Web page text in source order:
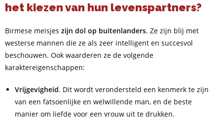
het kiezen van hun levenspartners?
Birmese meisjes zijn dol op buitenlanders. Ze zijn blij met
westerse mannen die ze als zeer intelligent en succesvol
beschouwen. Ook waarderen ze de volgende
karaktereigenschappen:
Vrijgevigheid. Dit wordt verondersteld een kenmerk te zijn
van een fatsoenlijke en welwillende man, en de beste
manier om liefde voor een vrouw uit te drukken.